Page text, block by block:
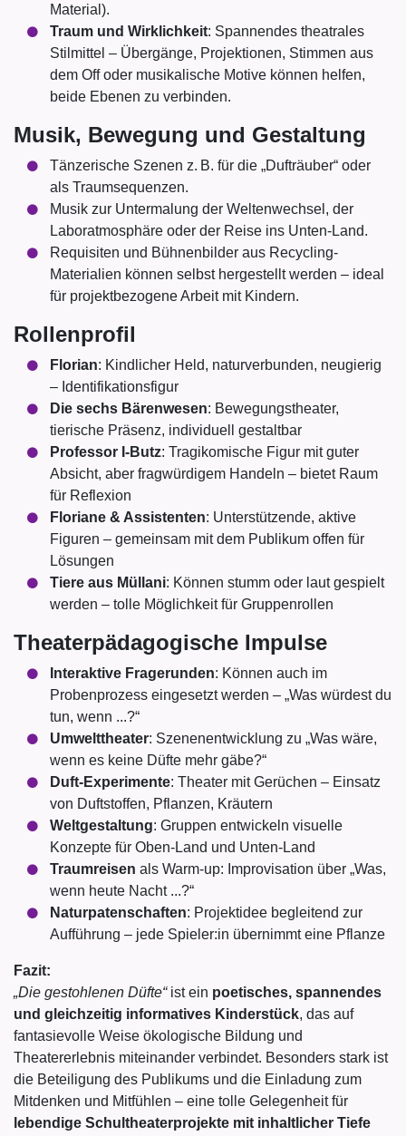
Material).
Traum und Wirklichkeit: Spannendes theatrales
Stilmittel – Übergänge, Projektionen, Stimmen aus
dem Off oder musikalische Motive können helfen,
beide Ebenen zu verbinden.
Musik, Bewegung und Gestaltung
Tänzerische Szenen z. B. für die „Dufträuber“ oder
als Traumsequenzen.
Musik zur Untermalung der Weltenwechsel, der
Laboratmosphäre oder der Reise ins Unten-Land.
Requisiten und Bühnenbilder aus Recycling-
Materialien können selbst hergestellt werden – ideal
für projektbezogene Arbeit mit Kindern.
Rollenprofil
Florian: Kindlicher Held, naturverbunden, neugierig
– Identifikationsfigur
Die sechs Bärenwesen: Bewegungstheater,
tierische Präsenz, individuell gestaltbar
Professor I-Butz: Tragikomische Figur mit guter
Absicht, aber fragwürdigem Handeln – bietet Raum
für Reflexion
Floriane & Assistenten: Unterstützende, aktive
Figuren – gemeinsam mit dem Publikum offen für
Lösungen
Tiere aus Müllani: Können stumm oder laut gespielt
werden – tolle Möglichkeit für Gruppenrollen
Theaterpädagogische Impulse
Interaktive Fragerunden: Können auch im
Probenprozess eingesetzt werden – „Was würdest du
tun, wenn ...?“
Umwelttheater: Szenenentwicklung zu „Was wäre,
wenn es keine Düfte mehr gäbe?“
Duft-Experimente: Theater mit Gerüchen – Einsatz
von Duftstoffen, Pflanzen, Kräutern
Weltgestaltung: Gruppen entwickeln visuelle
Konzepte für Oben-Land und Unten-Land
Traumreisen als Warm-up: Improvisation über „Was,
wenn heute Nacht ...?“
Naturpatenschaften: Projektidee begleitend zur
Aufführung – jede Spieler:in übernimmt eine Pflanze
Fazit:
„Die gestohlenen Düfte“ist ein poetisches, spannendes
und gleichzeitig informatives Kinderstück, das auf
fantasievolle Weise ökologische Bildung und
Theatererlebnis miteinander verbindet. Besonders stark ist
die Beteiligung des Publikums und die Einladung zum
Mitdenken und Mitfühlen – eine tolle Gelegenheit für
lebendige Schultheaterprojekte mit inhaltlicher Tiefe